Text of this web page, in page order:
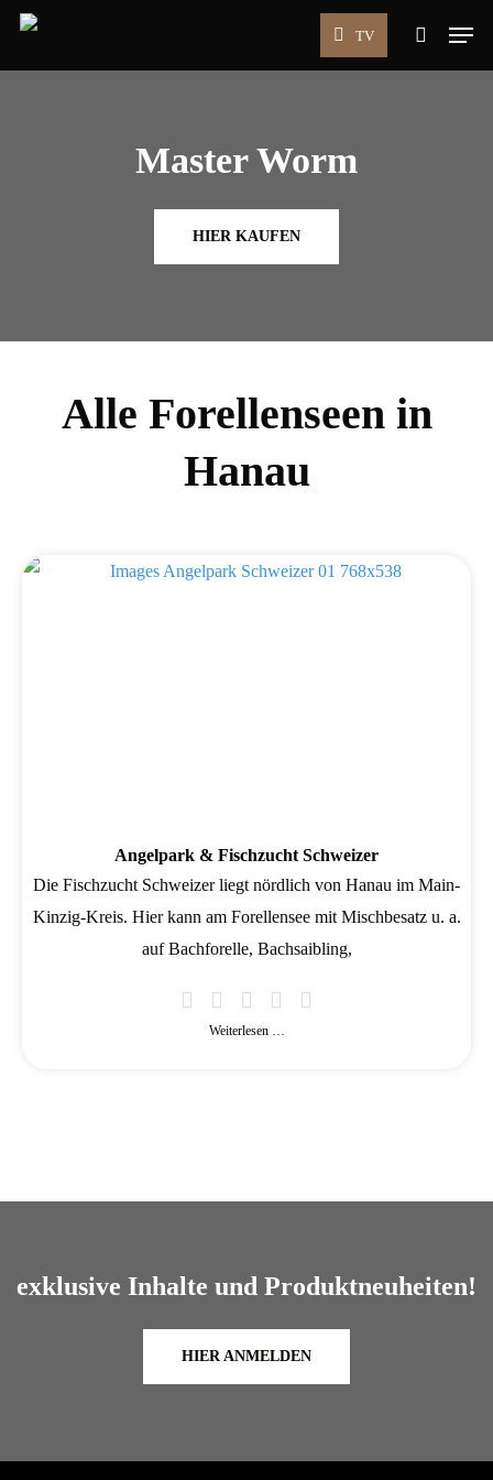
Skip
TV
search
Menu
Master Worm
HIER KAUFEN
Alle Forellenseen in
Hanau
Angelpark & Fischzucht Schweizer
Die Fischzucht Schweizer liegt nördlich von Hanau im Main-
Kinzig-Kreis. Hier kann am Forellensee mit Mischbesatz u. a.
auf Bachforelle, Bachsaibling,
Weiterlesen …
exklusive Inhalte und Produktneuheiten!
HIER ANMELDEN